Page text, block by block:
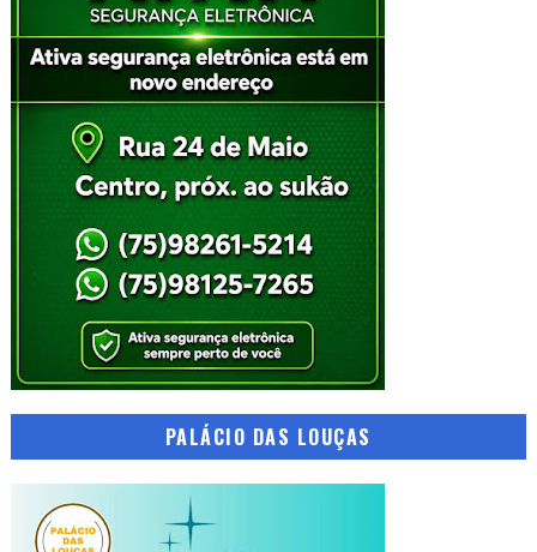
PALÁCIO DAS LOUÇAS